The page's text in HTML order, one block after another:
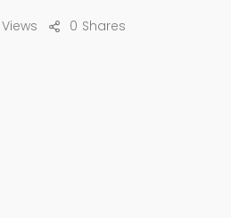
Shares
0